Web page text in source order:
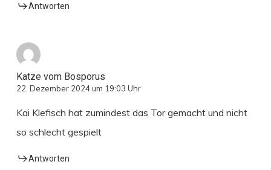
Antworten
Katze vom Bosporus
22. Dezember 2024 um 19:03 Uhr
Kai Klefisch hat zumindest das Tor gemacht und nicht
so schlecht gespielt
Antworten